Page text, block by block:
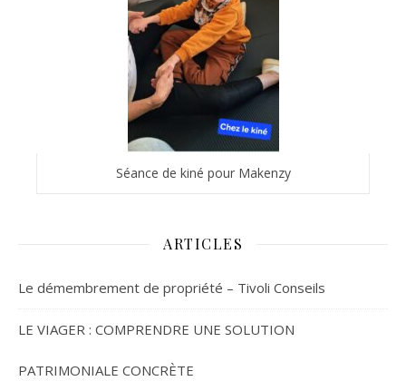
Séance de kiné pour Makenzy
ARTICLES
Le démembrement de propriété – Tivoli Conseils
LE VIAGER : COMPRENDRE UNE SOLUTION
PATRIMONIALE CONCRÈTE